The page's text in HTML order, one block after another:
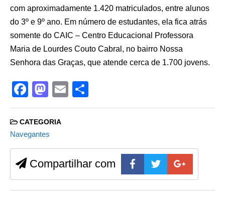
com aproximadamente 1.420 matriculados, entre alunos
do 3º e 9º ano. Em número de estudantes, ela fica atrás
somente do CAIC – Centro Educacional Professora
Maria de Lourdes Couto Cabral, no bairro Nossa
Senhora das Graças, que atende cerca de 1.700 jovens.
F
a
c
e
b
o
o
M
a
st
o
d
o
n
E
m h
CATEGORIA
Navegantes
Compartilhar com